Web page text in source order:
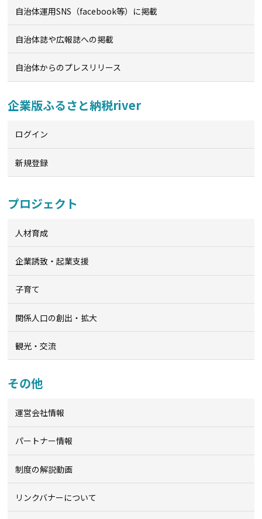
自治体運用SNS（facebook等）に掲載
自治体誌や広報誌への掲載
自治体からのプレスリリース
企業版ふるさと納税river
ログイン
新規登録
プロジェクト
人材育成
企業誘致・起業支援
子育て
関係人口の創出・拡大
観光・交流
その他
運営会社情報
パートナー情報
制度の解説動画
リンクバナーについて